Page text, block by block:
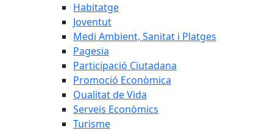
Habitatge
Joventut
Medi Ambient, Sanitat i Platges
Pagesia
Participació Ciutadana
Promoció Econòmica
Qualitat de Vida
Serveis Econòmics
Turisme